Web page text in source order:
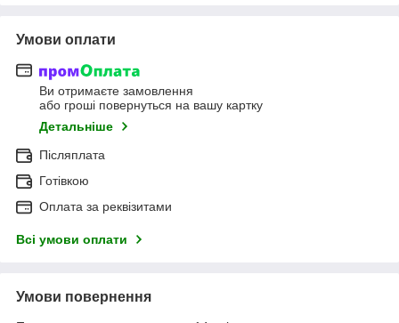
Умови оплати
Ви отримаєте замовлення
або гроші повернуться на вашу картку
Детальніше
Післяплата
Готівкою
Оплата за реквізитами
Всі умови оплати
Умови повернення